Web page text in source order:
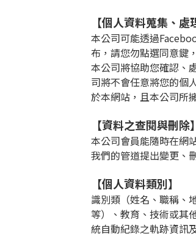
【個人資料蒐集、處
本公司可能透過
布，請您勿點選同意鍵
本公司將協助您確認、
司將不會任意將您的個
於本網站，且本公司所
【資料之查閱與刪除】
本公司會員能隨時在網
我們的管道提出變更、
【個人資料類別】
識別類（姓名、職稱、
等）、教育、技術或其
統自動紀錄之軌跡資訊